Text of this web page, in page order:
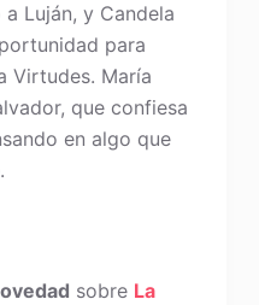
Luján, y Candela
para
Virtudes. María
que confiesa
en algo que
sobre La